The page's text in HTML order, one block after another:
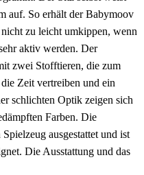
auf. So erhält der Babymoov
zu leicht umkippen, wenn
aktiv werden. Der
zwei Stofftieren, die zum
Zeit vertreiben und ein
schlichten Optik zeigen sich
Farben. Die
ausgestattet und ist
Die Ausstattung und das